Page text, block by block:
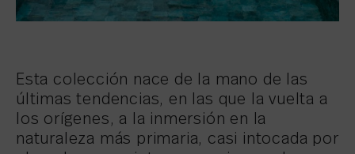
Esta colección nace de la mano de las
últimas tendencias, en las que la vuelta a
los orígenes, a la inmersión en la
naturaleza más primaria, casi intocada por